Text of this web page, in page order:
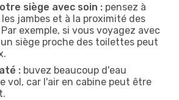
siège avec soin : pensez à
jambes et à la proximité des
exemple, si vous voyagez avec
siège proche des toilettes peut
: buvez beaucoup d'eau
vol, car l'air en cabine peut être